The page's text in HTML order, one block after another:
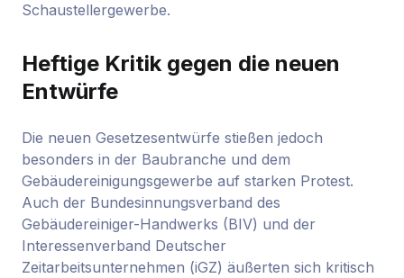
Schaustellergewerbe.
Heftige Kritik gegen die neuen
Entwürfe
Die neuen Gesetzesentwürfe stießen jedoch
besonders in der Baubranche und dem
Gebäudereinigungsgewerbe auf starken Protest.
Auch der Bundesinnungsverband des
Gebäudereiniger-Handwerks (BIV) und der
Interessenverband Deutscher
Zeitarbeitsunternehmen (iGZ) äußerten sich kritisch